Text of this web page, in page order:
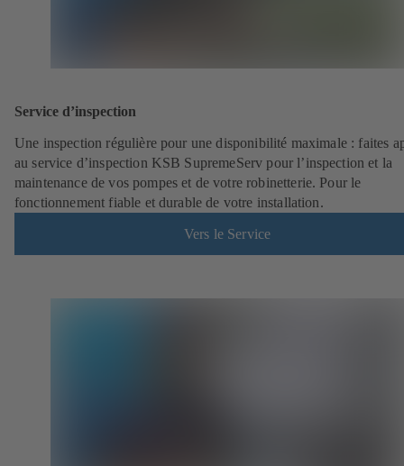
Service d’inspection
Une inspection régulière pour une disponibilité maximale : faites
au service d’inspection KSB SupremeServ pour l’inspection et la
maintenance de vos pompes et de votre robinetterie. Pour le
fonctionnement fiable et durable de votre installation.
Vers le Service